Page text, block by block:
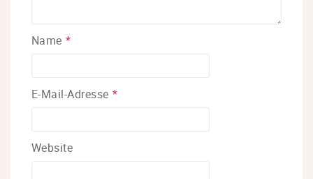
Name*
E-Mail-Adresse *
Website